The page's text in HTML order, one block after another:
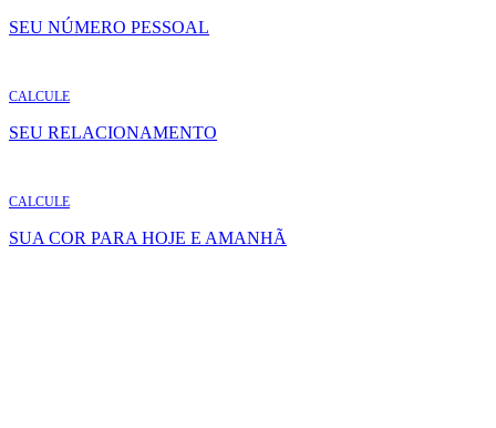
SEU NÚMERO PESSOAL
CALCULE
SEU RELACIONAMENTO
CALCULE
SUA COR PARA HOJE E AMANHÃ